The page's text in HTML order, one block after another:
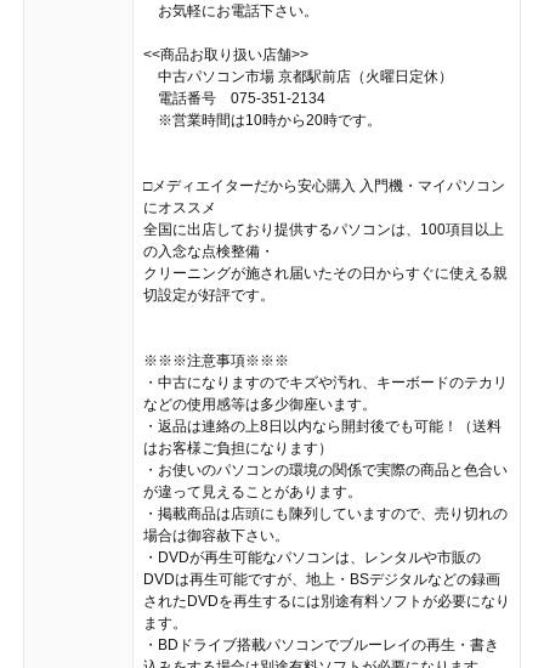
お気軽にお電話下さい。
<<商品お取り扱い店舗>>
中古パソコン市場 京都駅前店（火曜日定休）
電話番号 075-351-2134
※営業時間は10時から20時です。
□メディエイターだから安心購入 入門機・マイパソコン
にオススメ
全国に出店しており提供するパソコンは、100項目以上
の入念な点検整備・
クリーニングが施され届いたその日からすぐに使える親
切設定が好評です。
※※※注意事項※※※
・中古になりますのでキズや汚れ、キーボードのテカリ
などの使用感等は多少御座います。
・返品は連絡の上8日以内なら開封後でも可能！（送料
はお客様ご負担になります）
・お使いのパソコンの環境の関係で実際の商品と色合い
が違って見えることがあります。
・掲載商品は店頭にも陳列していますので、売り切れの
場合は御容赦下さい。
・DVDが再生可能なパソコンは、レンタルや市販の
DVDは再生可能ですが、地上・BSデジタルなどの録画
されたDVDを再生するには別途有料ソフトが必要になり
ます。
・BDドライブ搭載パソコンでブルーレイの再生・書き